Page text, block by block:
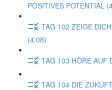
POSITIVES POTENTIAL
TAG 102 ZEIGE
(4:08)
TAG 103 HÖRE AUF
TAG 104 DIE